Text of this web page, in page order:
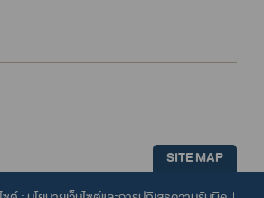
SITE MAP